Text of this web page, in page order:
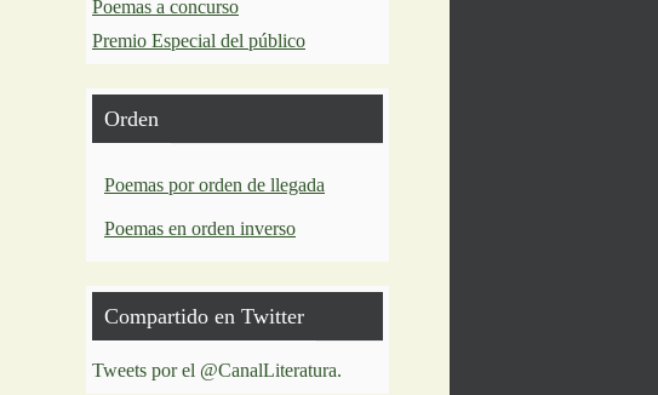
Poemas a concurso
Premio Especial del público
Orden
Poemas por orden de llegada
Poemas en orden inverso
Compartido en Twitter
Tweets por el @CanalLiteratura.